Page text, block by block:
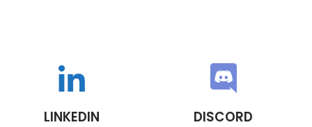
LINKEDIN DISCORD